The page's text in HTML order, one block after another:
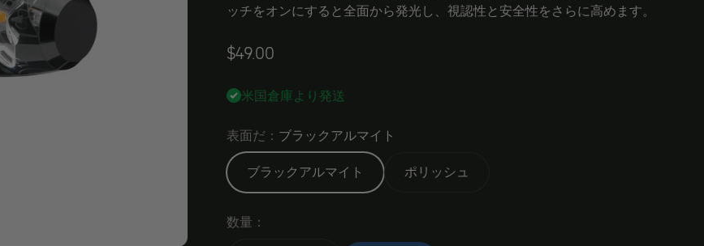
ッチをオンにすると全面から発光し、視認性と安全性をさらに高めます。
Angebot
$49.00
米国倉庫より発送
表面だ： ブラックアルマイト
ブラックアルマイト ポリッシュ
数量：